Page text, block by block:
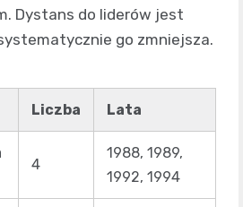
Dystans do liderów jest
go zmniejsza.
Liczba Lata
4
1988, 1989,
1992, 1994